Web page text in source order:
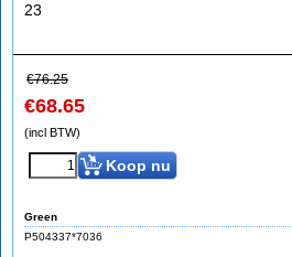
23
€76.25
€68.65
(incl BTW)
Koop nu
Green
P504337*7036